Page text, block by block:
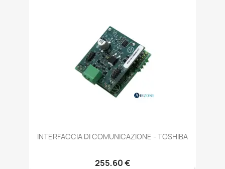
INTERFACCIA DI COMUNICAZIONE - TOSHIBA
255,60 €